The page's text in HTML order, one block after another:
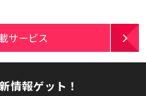
サービス
情報ゲット！